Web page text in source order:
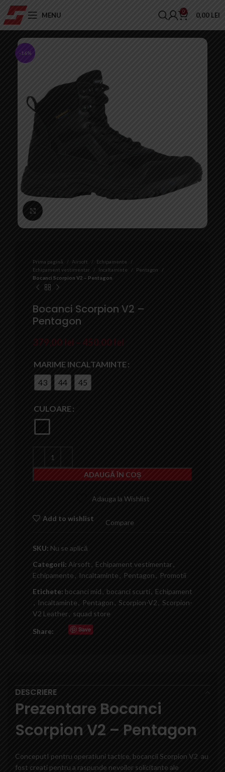
MENU 0 0,00 LEI
-16%
Prima pagină Airsoft
Echipamente
Echipament vestimentar
Incaltaminte
Pentagon
Bocanci Scorpion V2 – Pentagon
Bocanci Scorpion V2 –
Pentagon
379,00 lei – 450,00 lei
MARIME INCALTAMINTE
43
44 45
CULOARE
ADAUGĂ ÎN COȘ
Adauga la Wishlist
Add to wishlist
Compare
SKU: Nu se aplică
Categorii: Airsoft , Echipament vestimentar,
Echipamente , Incaltaminte , Pentagon , Promotii
Etichete: bocanci mid , bocanci scurti, Echipament
, Incaltaminte , Pentagon , Scorpion-V2 , Scorpion-
V2 Leather, squad store
Share: Save
DESCRIERE
Prezentare Bocanci
Scorpion V2 – Pentagon
ConceputI pentru operatiuni tactice, bocancii Scorpion V2 au
fost creati pentru a raspunde nevoilor solicitante ale